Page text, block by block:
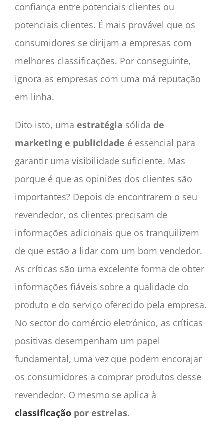
confiança entre potenciais clientes ou
potenciais clientes. É mais provável que os
consumidores se dirijam a empresas com
melhores classificações. Por conseguinte,
ignora as empresas com uma má reputação
em linha.
Dito isto, uma estratégia sólida de
marketing e publicidade é essencial para
garantir uma visibilidade suficiente. Mas
porque é que as opiniões dos clientes são
importantes? Depois de encontrarem o seu
revendedor, os clientes precisam de
informações adicionais que os tranquilizem
de que estão a lidar com um bom vendedor.
As críticas são uma excelente forma de obter
informações fiáveis sobre a qualidade do
produto e do serviço oferecido pela empresa.
No sector do comércio eletrónico, as críticas
positivas desempenham um papel
fundamental, uma vez que podem encorajar
os consumidores a comprar produtos desse
revendedor. O mesmo se aplica à
classificaçãopor estrelas.